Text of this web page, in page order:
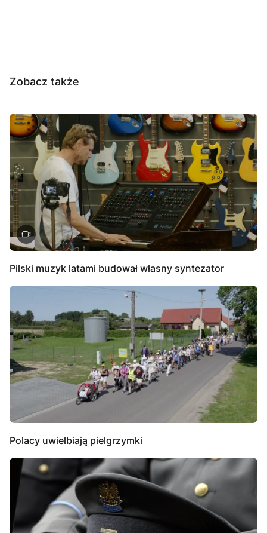
Zobacz także
Pilski muzyk latami budował własny syntezator
Polacy uwielbiają pielgrzymki